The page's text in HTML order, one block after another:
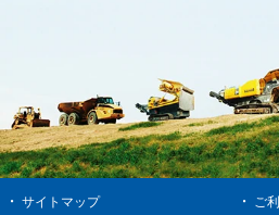
サイトマップ ご